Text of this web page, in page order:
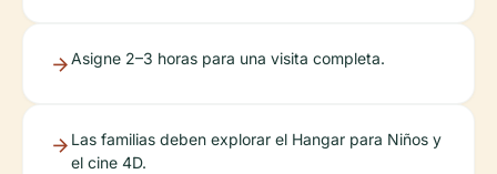
Asigne 2–3 horas para una visita completa.
Las familias deben explorar el Hangar para Niños y
el cine 4D.